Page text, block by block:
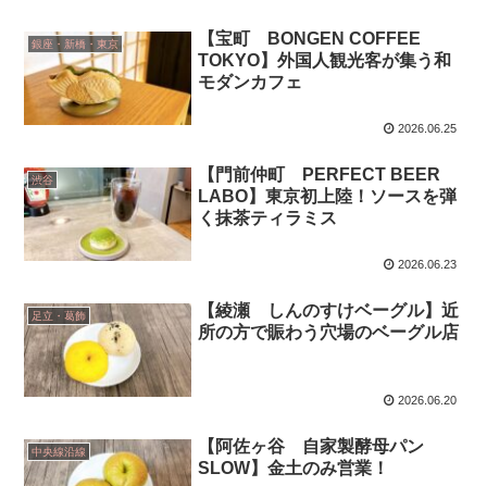
銀座・新橋・東京
【宝町 BONGEN COFFEE
TOKYO】外国人観光客が集う和
モダンカフェ
2026.06.25
渋谷
【門前仲町 PERFECT BEER
LABO】東京初上陸！ソースを弾
く抹茶ティラミス
2026.06.23
足立・葛飾
【綾瀬 しんのすけベーグル】近
所の方で賑わう穴場のベーグル店
2026.06.20
中央線沿線
【阿佐ヶ谷 自家製酵母パン
SLOW】金土のみ営業！